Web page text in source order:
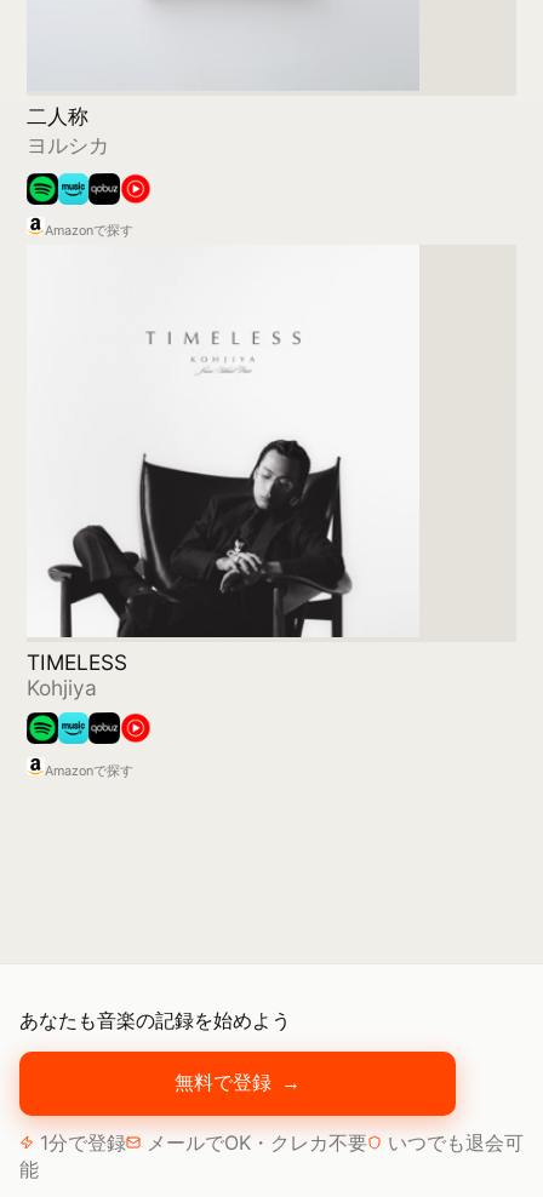
あなたも音楽の記録を始めよう
無料で登録 →
1分で登録 メールでOK・クレカ不要
いつでも退会可
能